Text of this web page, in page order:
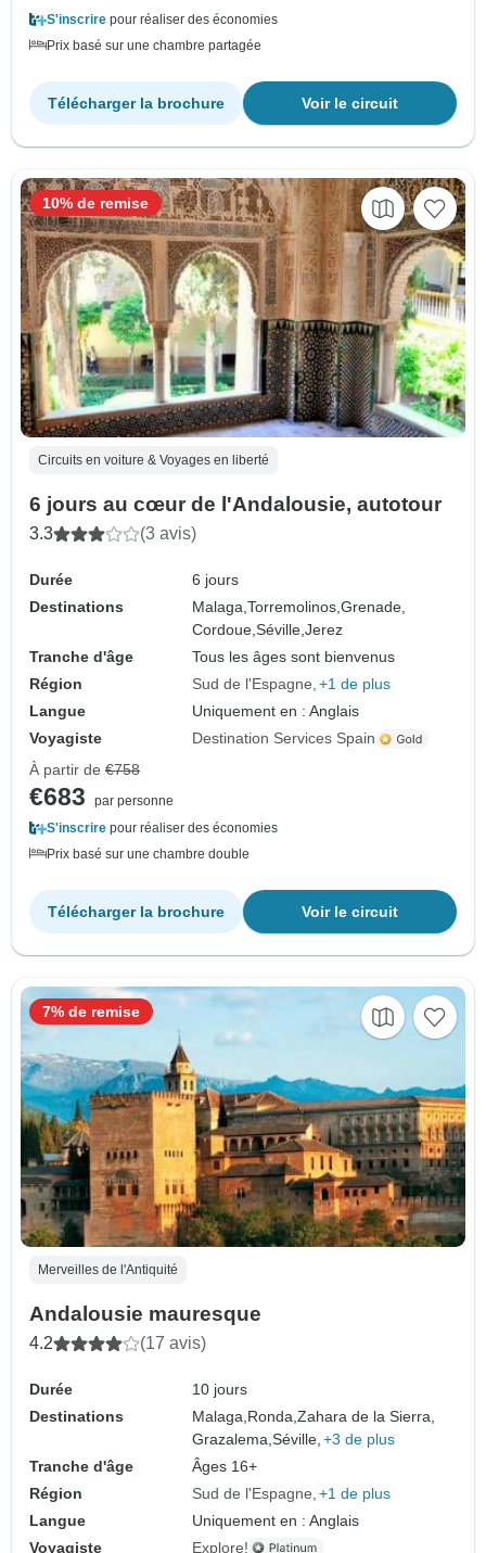
S'inscrire pour réaliser des économies
Prix basé sur une chambre partagée
Voir le circuit
Télécharger la brochure
Circuits en voiture & Voyages en liberté
6 jours au cœur de l'Andalousie, autotour
3.3 (3 avis)
Durée
6 jours
Destinations
Malaga,Torremolinos,Grenade,
Cordoue,Séville,Jerez
Tranche d'âge
Tous les âges sont bienvenus
Région
Sud de l'Espagne +1 de plus
Langue
Uniquement en : Anglais
Voyagiste
Destination Services Spain
10% de remise
À partir de €758
€683
par personne
S'inscrire pour réaliser des économies
Prix basé sur une chambre double
Voir le circuit
Télécharger la brochure
Merveilles de l'Antiquité
Andalousie mauresque
4.2 (17 avis)
Durée
10 jours
Destinations
Malaga, Ronda,Zahara de la Sierra,
Grazalema,Séville, +3 de plus
Tranche d'âge
Âges 16+
Région
Sud de l'Espagne +1 de plus
Langue
Uniquement en : Anglais
Voyagiste
Explore!
7% de remise